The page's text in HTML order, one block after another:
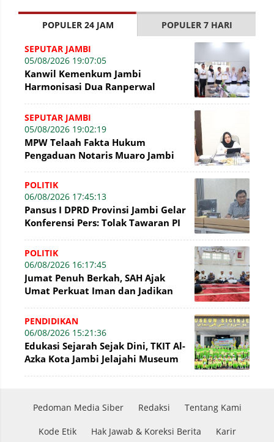
POPULER 24 JAM POPULER 7 HARI
SEPUTAR JAMBI
05/08/2026 19:07:05
Kanwil Kemenkum Jambi
Harmonisasi Dua Ranperwal
SEPUTAR JAMBI
05/08/2026 19:02:19
MPW Telaah Fakta Hukum
Pengaduan Notaris Muaro Jambi
POLITIK
06/08/2026 17:45:13
Pansus I DPRD Provinsi Jambi Gelar
Konferensi Pers: Tolak Tawaran PI
POLITIK
06/08/2026 16:17:45
Jumat Penuh Berkah, SAH Ajak
Umat Perkuat Iman dan Jadikan
Membangun Bangsa
PENDIDIKAN
06/08/2026 15:21:36
Edukasi Sejarah Sejak Dini, TKIT Al-
Azka Kota Jambi Jelajahi Museum
Pedoman Media Siber Redaksi Tentang Kami
Kode Etik Hak Jawab & Koreksi Berita Karir